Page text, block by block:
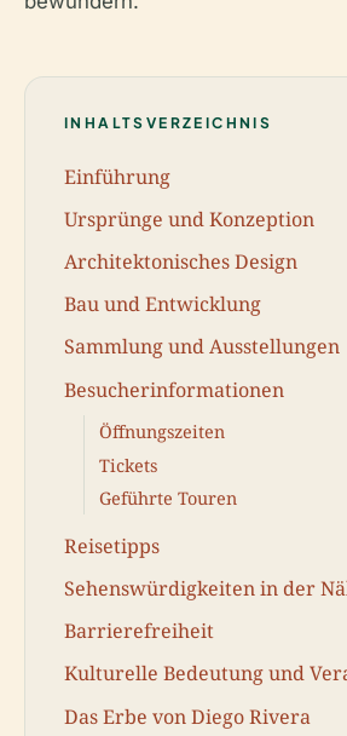
INHALTSVERZEICHNIS
Einführung
Ursprünge und Konzeption
Architektonisches Design
Bau und Entwicklung
Sammlung und Ausstellungen
Besucherinformationen
Öffnungszeiten
Tickets
Geführte Touren
Reisetipps
Sehenswürdigkeiten in der
Barrierefreiheit
Kulturelle Bedeutung und
Das Erbe von Diego Rivera